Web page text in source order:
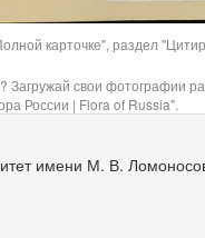
карточке", раздел
свои фотографии
России | Flora of Russia".
имени М. В.